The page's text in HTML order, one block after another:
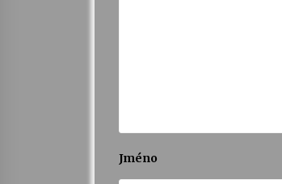
Jméno